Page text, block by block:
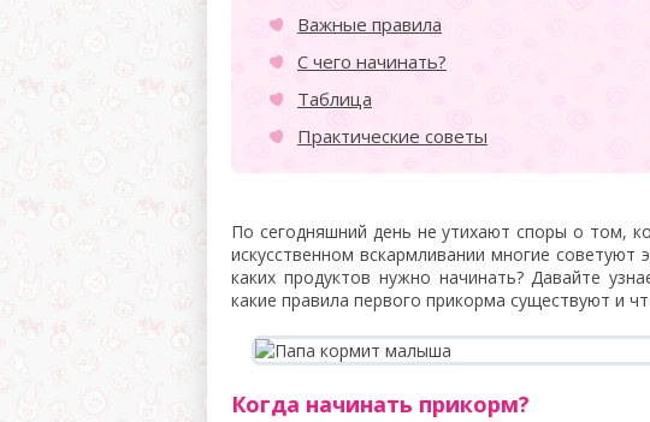
Важные правила
С чего начинать?
Таблица
Практические советы
По сегодняшний день не утихают споры о том,
искусственном вскармливании многие
каких продуктов нужно начинать? Давайте
какие правила первого прикорма существуют и
Когда начинать прикорм?